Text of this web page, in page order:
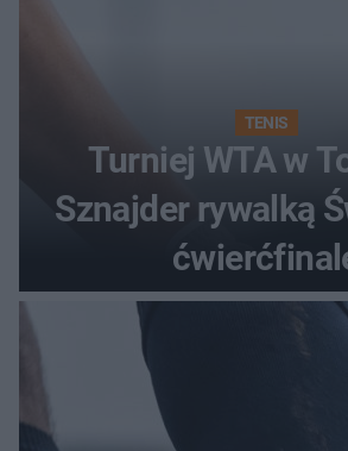
TENIS
Turniej WTA w
Sznajder rywalką